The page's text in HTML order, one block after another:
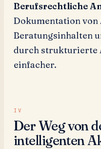
Berufsrechtliche
Dokumentation
Beratungsinhalten
durch strukturierte
einfacher.
Der Weg von
intelligenten